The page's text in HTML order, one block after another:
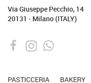
Via Giuseppe Pecchio, 14
20131 - Milano (ITALY)
PASTICCERIA BAKERY